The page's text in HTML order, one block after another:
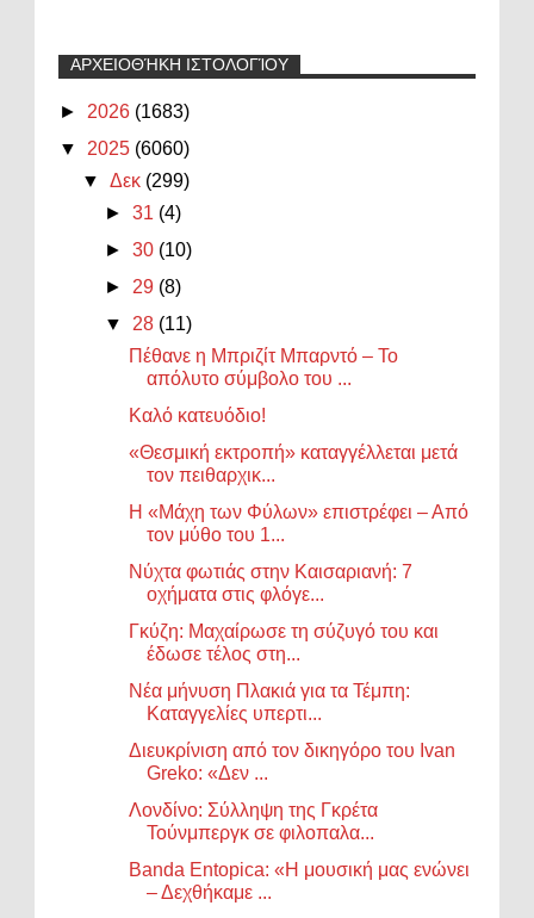
ΑΡΧΕΙΟΘΉΚΗ ΙΣΤΟΛΟΓΊΟΥ
► 2026 (1683)
▼ 2025 (6060)
▼Δεκ (299)
►31 (4)
►30 (10)
► 29 (8)
▼ 28 (11)
Πέθανε η Μπριζίτ Μπαρντό – Το
απόλυτο σύμβολο του ...
Καλό κατευόδιο!
«Θεσμική εκτροπή» καταγγέλλεται μετά
τον πειθαρχικ...
Η «Μάχη των Φύλων» επιστρέφει – Από
τον μύθο του 1...
Νύχτα φωτιάς στην Καισαριανή: 7
οχήματα στις φλόγε...
Γκύζη: Μαχαίρωσε τη σύζυγό του και
έδωσε τέλος στη...
Νέα μήνυση Πλακιά για τα Τέμπη:
Καταγγελίες υπερτι...
Διευκρίνιση από τον δικηγόρο του Ivan
Greko: «Δεν ...
Λονδίνο: Σύλληψη της Γκρέτα
Τούνμπεργκ σε φιλοπαλα...
Banda Entopica: «Η μουσική μας ενώνει
– Δεχθήκαμε ...